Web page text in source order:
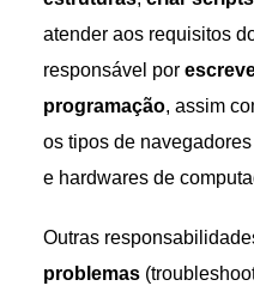
atender aos requisitos
responsável por
programação, assim
os tipos de
e hardwares de
Outras
problemas